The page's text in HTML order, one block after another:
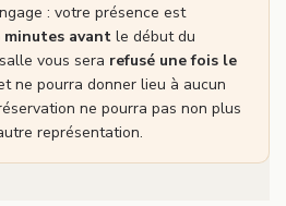
: votre présence est
minutes avant le début du
vous sera refusé une fois le
ne pourra donner lieu à aucun
ne pourra pas non plus
représentation.